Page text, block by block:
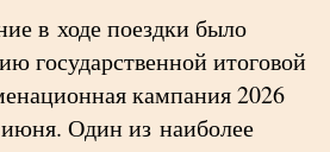
в ходе поездки было
государственной итоговой
кампания 2026
июня. Один из наиболее